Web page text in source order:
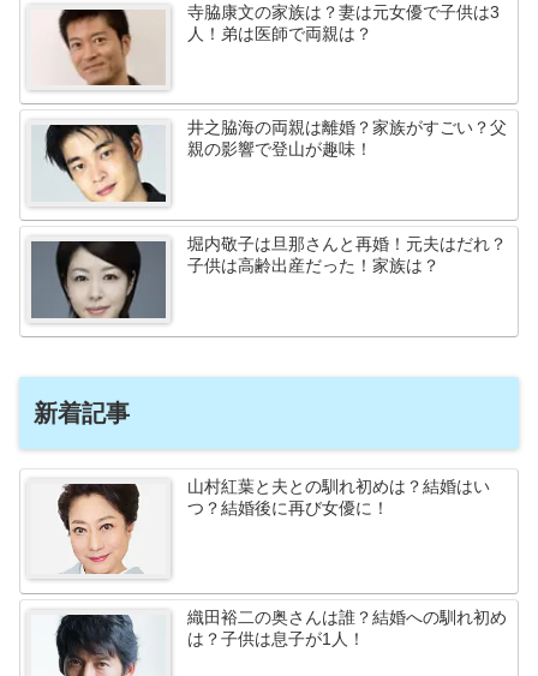
寺脇康文の家族は？妻は元女優で子供は3
人！弟は医師で両親は？
井之脇海の両親は離婚？家族がすごい？父
親の影響で登山が趣味！
堀内敬子は旦那さんと再婚！元夫はだれ？
子供は高齢出産だった！家族は？
新着記事
山村紅葉と夫との馴れ初めは？結婚はい
つ？結婚後に再び女優に！
織田裕二の奥さんは誰？結婚への馴れ初め
は？子供は息子が1人！